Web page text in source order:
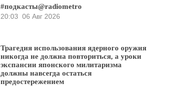
#подкасты@radiometro
20:03 06 Авг 2026
Трагедия использования ядерного оружия
никогда не должна повториться, а уроки
экспансии японского милитаризма
должны навсегда остаться
предостережением